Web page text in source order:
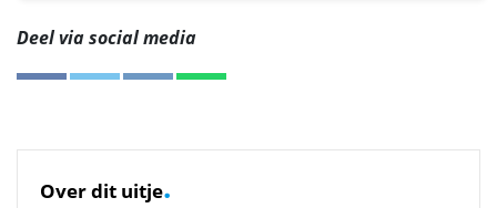
Deel via social media
Over dit uitje.